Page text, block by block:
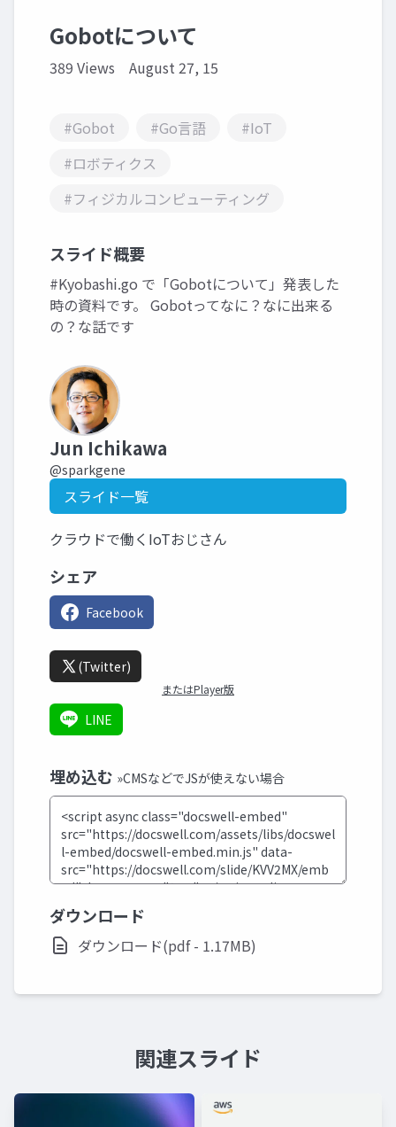
Gobotについて
389 Views August 27, 15
#Gobot #Go言語
#IoT
#ロボティクス
#フィジカルコンピューティング
スライド概要
#Kyobashi.go で「Gobotについて」発表した
時の資料です。 Gobotってなに？なに出来る
の？な話です
Jun Ichikawa
@sparkgene
スライド一覧
クラウドで働くIoTおじさん
シェア
Facebook
(Twitter)
またはPlayer版
LINE
埋め込む »CMSなどでJSが使えない場合
ダウンロード
ダウンロード(pdf - 1.17MB)
関連スライド